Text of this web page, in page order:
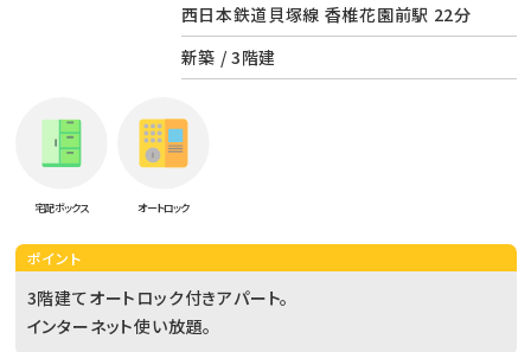
西日本鉄道貝塚線 香椎花園前駅 22分
新築 / 3階建
宅配ボックス オートロック
ポイント
3階建てオートロック付きアパート。
インターネット使い放題。